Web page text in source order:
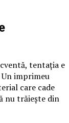
tentația e
Un imprimeu
care cade
nu trăiește din